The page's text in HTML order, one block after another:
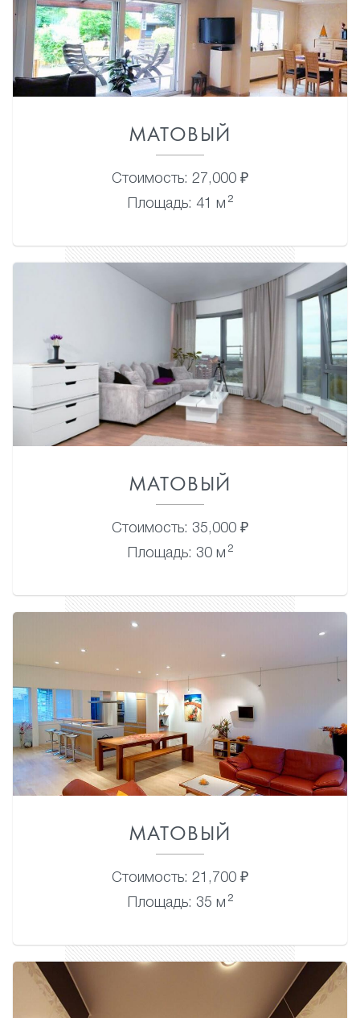
МАТОВЫЙ
Стоимость: 27,000 ₽
Площадь: 41 м 2
МАТОВЫЙ
Стоимость: 35,000 ₽
Площадь: 30 м 2
МАТОВЫЙ
Стоимость: 21,700 ₽
Площадь: 35 м 2